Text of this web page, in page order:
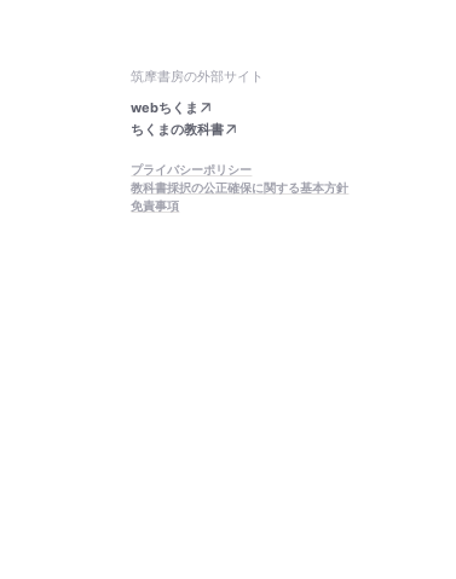
筑摩書房の外部サイト
webちくま
ちくまの教科書
プライバシーポリシー
教科書採択の公正確保に関する基本方針
免責事項